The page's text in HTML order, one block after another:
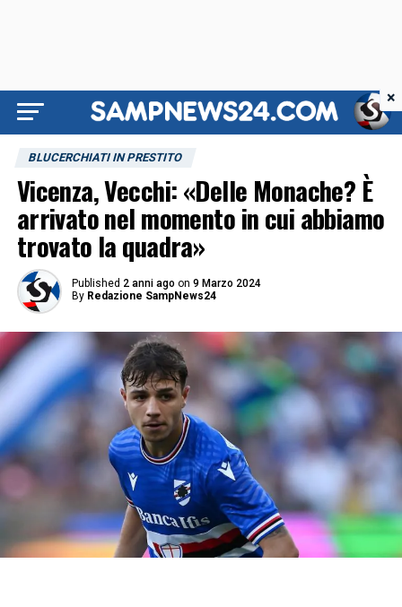
BLUCERCHIATI IN PRESTITO
Vicenza, Vecchi: «Delle Monache? È
arrivato nel momento in cui abbiamo
trovato la quadra»
Published 2 anni ago on 9 Marzo 2024
By Redazione SampNews24
×